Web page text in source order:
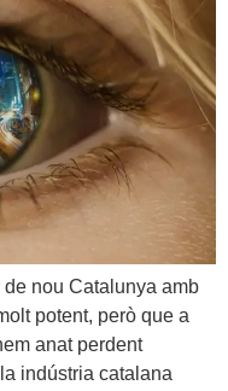
nou Catalunya amb
potent, però que a
anat perdent
indústria catalana